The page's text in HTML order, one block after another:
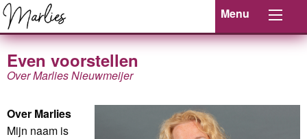
Menu
Even voorstellen
Over Marlies Nieuwmeijer
Over Marlies
Mijn naam is